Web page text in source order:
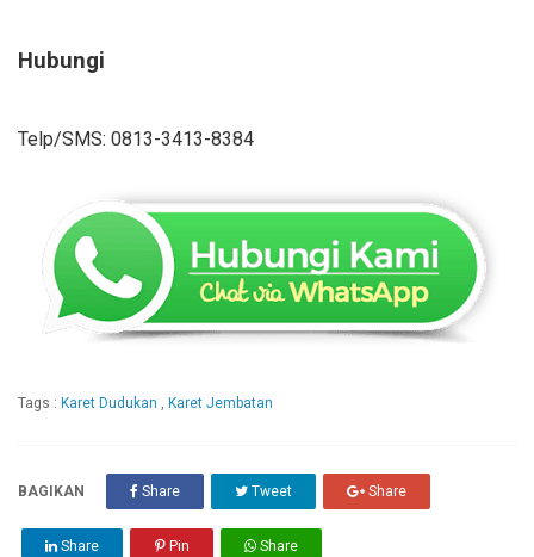
Hubungi
Telp/SMS: 0813-3413-8384
Tags : Karet Dudukan , Karet Jembatan
BAGIKAN Share Tweet Share
Share Pin Share